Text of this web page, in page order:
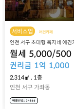
서비스업 애견카페
월세 5,000/500
권리금 1억 1,000
2,314㎡ , 1층
인천 서구 가좌동
매물번호 : 34866